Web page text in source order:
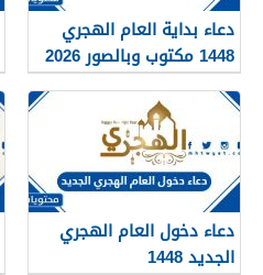
دعاء بداية العام الهجري
1448 مكتوب وبالصور 2026
دعاء دخول العام الهجري
الجديد 1448